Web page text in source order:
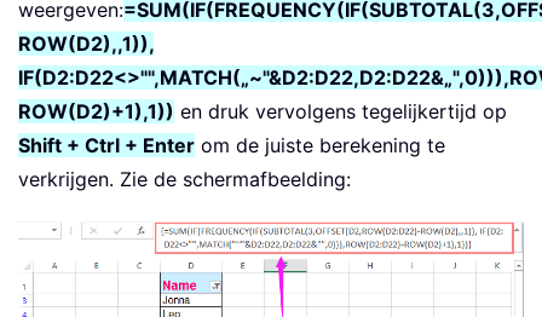
weergeven:
ROW(D2),,1)),
ROW(D2)+1),1)) en druk vervolgens tegelijkertijd op
Shift + Ctrl + Enter om de juiste berekening te
verkrijgen. Zie de schermafbeelding: